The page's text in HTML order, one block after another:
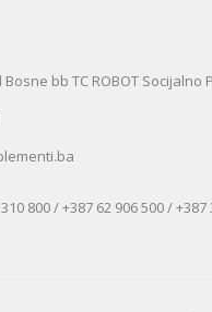
bb TC ROBOT Socijalno
800 / +387 62 906 500 / +387